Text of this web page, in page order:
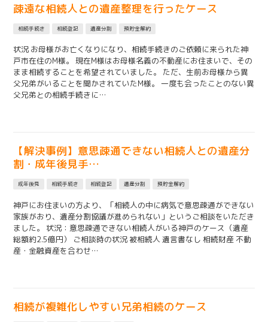
疎遠な相続人との遺産整理を行ったケース
相続手続き 相続登記 遺産分割 預貯金解約
状況 お母様がお亡くなりになり、相続手続きのご依頼に来られた神
戸市在住のM様。 現在M様はお母様名義の不動産にお住まいで、その
まま相続することを希望されていました。 ただ、生前お母様から異
父兄弟がいることを聞かされていたM様。 一度も会ったことのない異
父兄弟との相続手続きに…
【解決事例】意思疎通できない相続人との遺産分
割・成年後見手…
成年後見 相続手続き 相続登記 遺産分割 預貯金解約
神戸にお住まいの方より、「相続人の中に病気で意思疎通ができない
家族がおり、遺産分割協議が進められない」というご相談をいただき
ました。 状況：意思疎通できない相続人がいる神戸のケース（遺産
総額約2.5億円） ご相談時の状況 被相続人 遺言書なし 相続財産 不動
産・金融資産を合わせ…
相続が複雑化しやすい兄弟相続のケース